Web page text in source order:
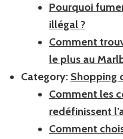
Pourquoi
illégal ?
Comment
le plus au
Category: Shopping
Comment les
redéfinissent
Comment